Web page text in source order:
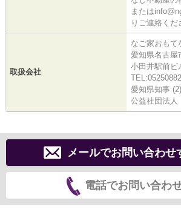
または
りご連絡くだ
取扱会社
なご家おもて
愛知県名古屋
小田井駅前ビ
愛知県知事
公益社団法
メールでお問い合わせ
電話でお問い合わ